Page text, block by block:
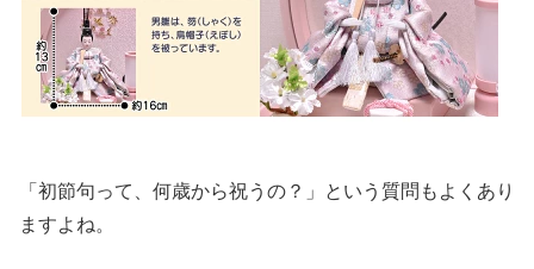
「初節句って、何歳から祝うの？」という質問もよくあり
ますよね。